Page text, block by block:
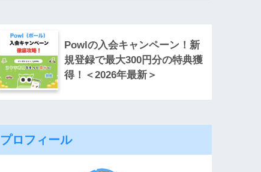
Powlの入会キャンペーン！新
規登録で最大300円分の特典獲
得！＜2026年最新＞
プロフィール